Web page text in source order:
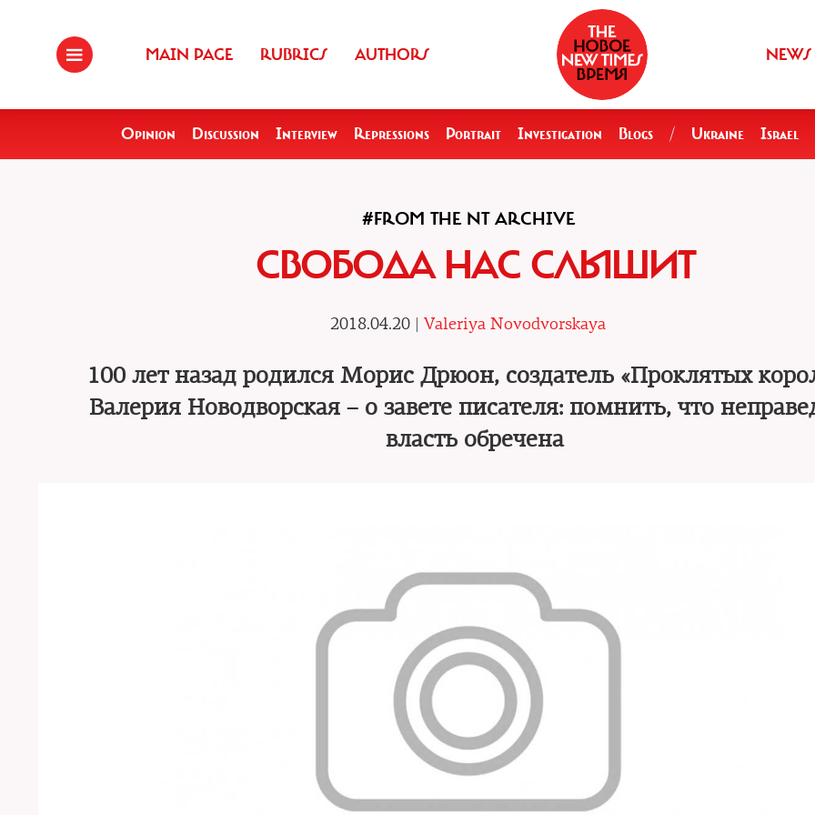
MAIN PAGE RUBRICS AUTHORS NEWS
Opinion Discussion Interview Repressions Portrait Investigation Blogs / Ukraine Israel
#FROM THE NT ARCHIVE
СВОБОДА НАС СЛЫШИТ
2018.04.20 | Valeriya Novodvorskaya
100 лет назад родился Морис Дрюон, создатель «Проклятых
Валерия Новодворская – о завете писателя: помнить, что
власть обречена